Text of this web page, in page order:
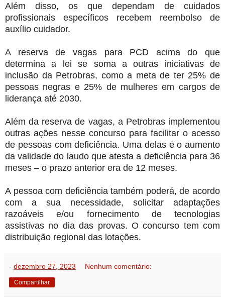
Além disso, os que dependam de cuidados
profissionais específicos recebem reembolso de
auxílio cuidador.
A reserva de vagas para PCD acima do que
determina a lei se soma a outras iniciativas de
inclusão da Petrobras, como a meta de ter 25% de
pessoas negras e 25% de mulheres em cargos de
liderança até 2030.
Além da reserva de vagas, a Petrobras implementou
outras ações nesse concurso para facilitar o acesso
de pessoas com deficiência. Uma delas é o aumento
da validade do laudo que atesta a deficiência para 36
meses – o prazo anterior era de 12 meses.
A pessoa com deficiência também poderá, de acordo
com a sua necessidade, solicitar adaptações
razoáveis e/ou fornecimento de tecnologias
assistivas no dia das provas. O concurso tem com
distribuição regional das lotações.
- dezembro 27, 2023 Nenhum comentário:
Compartilhar